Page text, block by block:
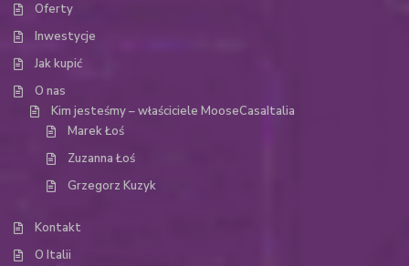
Oferty
Inwestycje
Jak kupić
O nas
Kim jesteśmy – właściciele MooseCasaItalia
Marek Łoś
Zuzanna Łoś
Grzegorz Kuzyk
Kontakt
O Italii